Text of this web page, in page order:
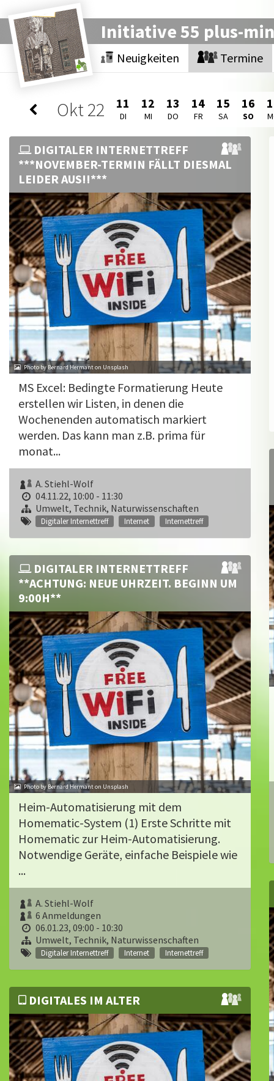
Initiative 55 plus-
Neuigkeiten Termine
Okt22 11
DI
12
MI
13
DO
14
FR
15
SA
16
SO
DIGITALER INTERNETTREFF
***NOVEMBER-TERMIN FÄLLT DIESMAL
LEIDER AUS!!***
Photo by Bernard Hermant on Unsplash
MS Excel: Bedingte Formatierung Heute
erstellen wir Listen, in denen die
Wochenenden automatisch markiert
werden. Das kann man z.B. prima für
monat...
A. Stiehl-Wolf
04.11.22, 10:00 - 11:30
Umwelt, Technik, Naturwissenschaften
Digitaler Internettreff Internet Internettreff
DIGITALER INTERNETTREFF
**ACHTUNG: NEUE UHRZEIT. BEGINN UM
9:00H**
Photo by Bernard Hermant on Unsplash
Heim-Automatisierung mit dem
Homematic-System (1) Erste Schritte mit
Homematic zur Heim-Automatisierung.
Notwendige Geräte, einfache Beispiele wie
...
A. Stiehl-Wolf
6 Anmeldungen
06.01.23, 09:00 - 10:30
Umwelt, Technik, Naturwissenschaften
Digitaler Internettreff Internet Internettreff
DIGITALES IM ALTER